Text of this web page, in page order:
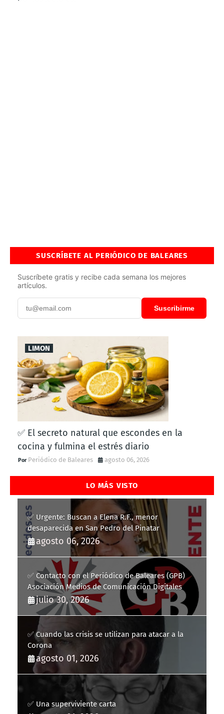
SUSCRÍBETE AL PERIÓDICO DE BALEARES
Suscríbete gratis y recibe cada semana los mejores
artículos.
Suscribirme
LIMON
✅ El secreto natural que escondes en la
cocina y fulmina el estrés diario
Periódico de Baleares agosto 06, 2026
LO MÁS VISTO
✅ Urgente: Buscan a Elena R.F., menor
desaparecida en San Pedro del Pinatar
agosto 06, 2026
✅ Contacto con el Periódico de Baleares (GPB)
Asociación Medios de Comunicación Digitales
julio 30, 2026
✅ Cuando las crisis se utilizan para atacar a la
Corona
agosto 01, 2026
✅ Una superviviente carta